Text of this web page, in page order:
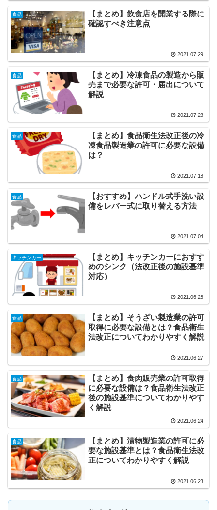
食品
【まとめ】飲食店を開業する際に
確認すべき注意点
2021.07.29
食品
【まとめ】冷凍食品の製造から販
売まで必要な許可・届出について
解説
2021.07.28
食品
【まとめ】食品衛生法改正後の冷
凍食品製造業の許可に必要な設備
は？
2021.07.18
食品
【おすすめ】ハンドル式手洗い設
備をレバー式に取り替える方法
2021.07.04
キッチンカー
【まとめ】キッチンカーにおすす
めのシンク（法改正後の施設基準
対応）
2021.06.28
食品
【まとめ】そうざい製造業の許可
取得に必要な設備とは？食品衛生
法改正についてわかりやすく解説
2021.06.27
食品
【まとめ】食肉販売業の許可取得
に必要な設備は？食品衛生法改正
後の施設基準についてわかりやす
く解説
2021.06.24
食品
【まとめ】漬物製造業の許可に必
要な施設基準とは？食品衛生法改
正についてわかりやすく解説
2021.06.23